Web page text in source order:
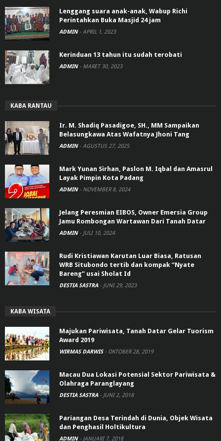
Lenggang suara anak-anak, Wabup Richi
Perintahkan Buka Masjid 24 jam
ADMIN - APRIL 1, 2023
Kerinduan 13 tahun itu sudah terobati
ADMIN - MARET 30, 2023
KABA RANTAU
Ir. M. Shadiq Pasadigoe, SH., MM Sampaikan
Belasungkawa Atas Wafatnya Jhoni Tang
ADMIN - AGUSTUS 27, 2025
Mark Yunan Sirhan, Paslon M. Iqbal dan Amasrul
Layak Pimpin Kota Padang
ADMIN - NOVEMBER 8, 2024
Jelang Peresmian EIBOS, Owner Emersia Group
Jamu Rombongan Wartawan Dari Tanah Datar
ADMIN - JULI 10, 2024
Rudi Kristiawan Karutan Luar Biasa, Ratusan
WRB Situbondo tertib dan kompak “Nyate
Bareng” usai Sholat Id
DESTIA SASTRA - JUNI 29, 2023
KABA WISATA
Majukan Pariwisata, Tanah Datar Gelar Tuorism
Award 2019
WIRMAS DARWIS - OKTOBER 28, 2019
Macau Dua Lokasi Potensial Sektor Pariwisata &
Olahraga Paranglayang
DESTIA SASTRA - JUNI 2, 2018
Pariangan Desa Terindah di Dunia, Objek Wisata
dan Penghasil Holtikultura
ADMIN - JANUARI 7, 2018